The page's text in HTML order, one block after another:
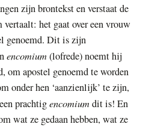
zijn brontekst en verstaat de
het gaat over een vrouw
genoemd. Dit is zijn
encomium(lofrede) noemt hij
om apostel genoemd te worden
onder hen ‘aanzienlijk’ te zijn,
prachtigencomiumdit is! En
wat ze gedaan hebben, wat ze